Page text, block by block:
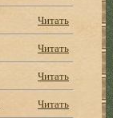
Читать
Читать
Читать
Читать